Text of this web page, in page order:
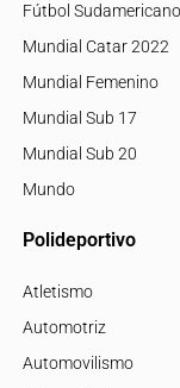
Fútbol Sudamericano
Mundial Catar 2022
Mundial Femenino
Mundial Sub 17
Mundial Sub 20
Mundo
Polideportivo
Atletismo
Automotriz
Automovilismo